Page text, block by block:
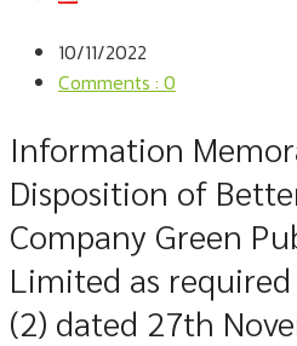
10/11/2022
Comments : 0
Information
Disposition of
Company Green
Limited as
(2) dated 27th